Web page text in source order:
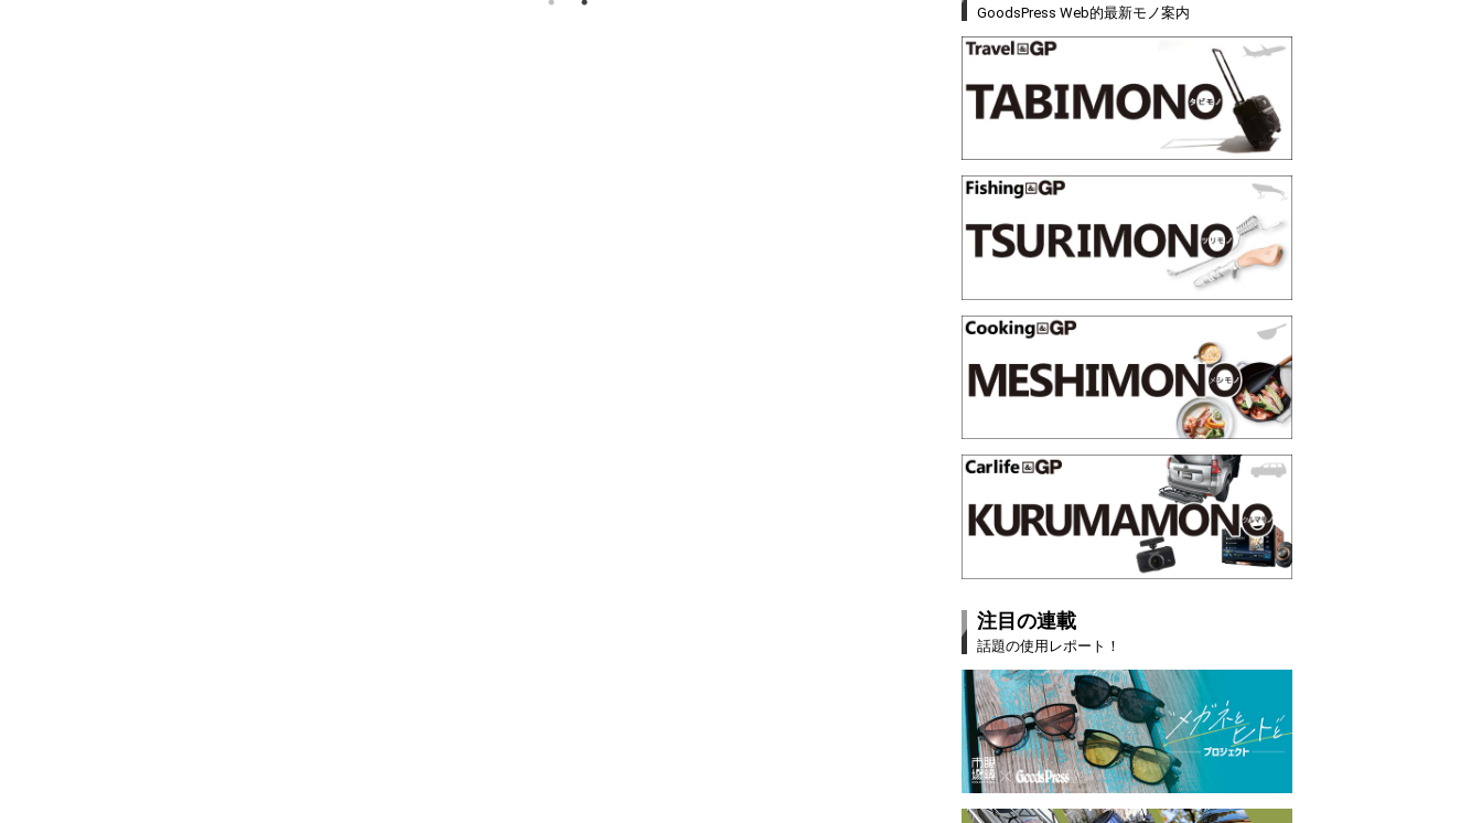
GoodsPress Web的最新モノ案内
注目の連載
話題の使用レポート！